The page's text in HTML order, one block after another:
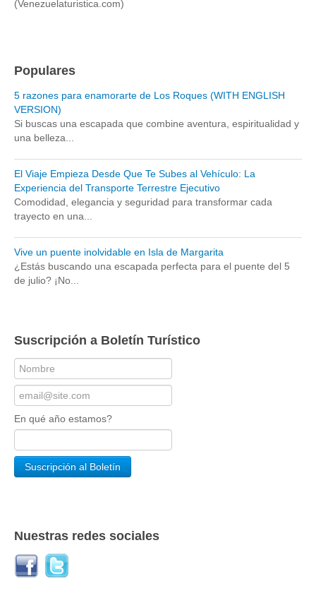
(Venezuelaturistica.com)
Populares
5 razones para enamorarte de Los Roques (WITH ENGLISH
VERSION)
Si buscas una escapada que combine aventura, espiritualidad y
una belleza...
El Viaje Empieza Desde Que Te Subes al Vehículo: La
Experiencia del Transporte Terrestre Ejecutivo
Comodidad, elegancia y seguridad para transformar cada
trayecto en una...
Vive un puente inolvidable en Isla de Margarita
¿Estás buscando una escapada perfecta para el puente del 5
de julio? ¡No...
Suscripción a Boletín Turístico
En qué año estamos?
Nuestras redes sociales